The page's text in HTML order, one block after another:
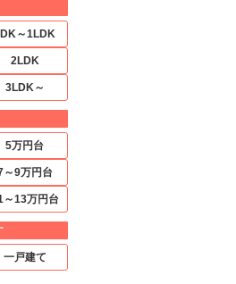
～1LDK
2LDK
3LDK～
5万円台
～9万円台
～13万円台
一戸建て